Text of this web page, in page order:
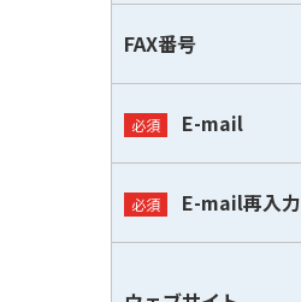
FAX番号
E-mail
E-mail再入力